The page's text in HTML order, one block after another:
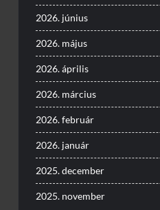
2026. június
2026. május
2026. április
2026. március
2026. február
2026. január
2025. december
2025. november